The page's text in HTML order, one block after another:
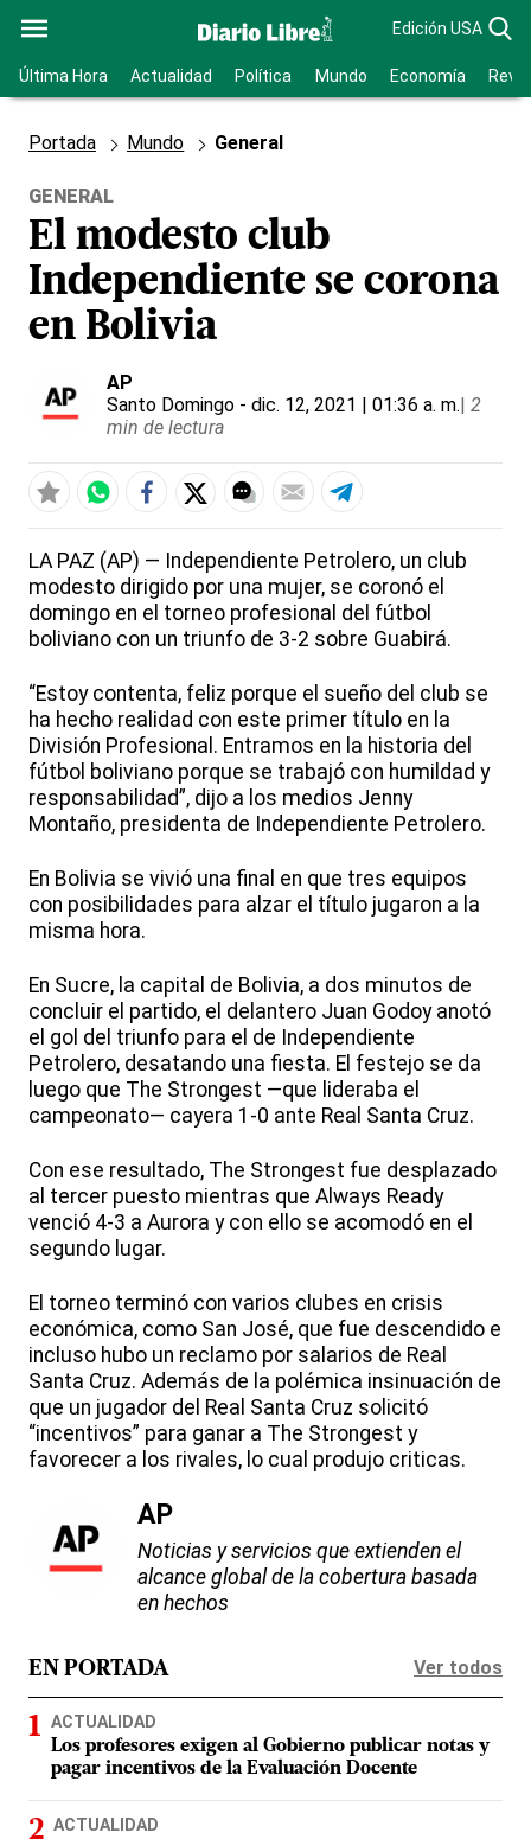
Edición USA
Última Hora Actualidad Política Mundo Economía
Portada Mundo General
GENERAL
El modesto club
Independiente se corona
en Bolivia
AP
Santo Domingo - dic. 12, 2021 | 01:36 a. m.| 2
min de lectura
LA PAZ (AP) — Independiente Petrolero, un club
modesto dirigido por una mujer, se coronó el
domingo en el torneo profesional del fútbol
boliviano con un triunfo de 3-2 sobre Guabirá.
“Estoy contenta, feliz porque el sueño del club se
ha hecho realidad con este primer título en la
División Profesional. Entramos en la historia del
fútbol boliviano porque se trabajó con humildad y
responsabilidad”, dijo a los medios Jenny
Montaño, presidenta de Independiente Petrolero.
En Bolivia se vivió una final en que tres equipos
con posibilidades para alzar el título jugaron a la
misma hora.
En Sucre, la capital de Bolivia, a dos minutos de
concluir el partido, el delantero Juan Godoy anotó
el gol del triunfo para el de Independiente
Petrolero, desatando una fiesta. El festejo se da
luego que The Strongest —que lideraba el
campeonato— cayera 1-0 ante Real Santa Cruz.
Con ese resultado, The Strongest fue desplazado
al tercer puesto mientras que Always Ready
venció 4-3 a Aurora y con ello se acomodó en el
segundo lugar.
El torneo terminó con varios clubes en crisis
económica, como San José, que fue descendido e
incluso hubo un reclamo por salarios de Real
Santa Cruz. Además de la polémica insinuación de
que un jugador del Real Santa Cruz solicitó
“incentivos” para ganar a The Strongest y
favorecer a los rivales, lo cual produjo criticas.
AP
Noticias y servicios que extienden el
alcance global de la cobertura basada
en hechos
EN PORTADA Ver todos
ACTUALIDAD
Los profesores exigen al Gobierno publicar notas y
pagar incentivos de la Evaluación Docente
ACTUALIDAD